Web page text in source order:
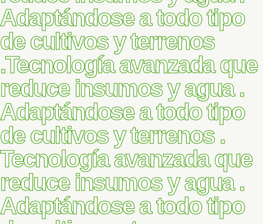
Adaptándose a todo tipo
de cultivos y terrenos
.Tecnología avanzada que
reduce insumos y agua .
Adaptándose a todo tipo
de cultivos y terrenos .
Tecnología avanzada que
reduce insumos y agua .
Adaptándose a todo tipo